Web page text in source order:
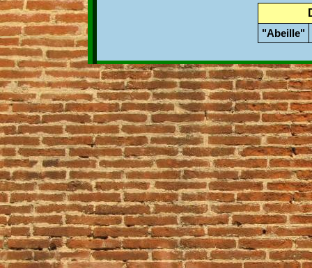
"Abeille"